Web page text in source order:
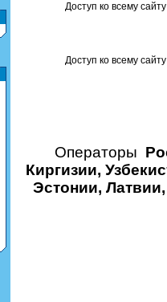
Доступ ко всему
Доступ ко всему
Операторы
Киргизии,
Эстонии,